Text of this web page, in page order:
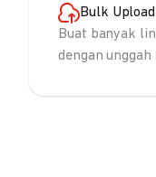
Bulk Upload
Buat banyak
dengan unggah